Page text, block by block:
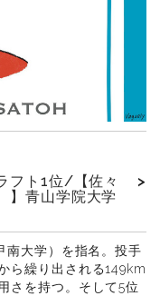
フト1位/【佐々
】青山学院大学
>
南大学）を指名。投手
ら繰り出される149km
さを持つ。そして5位